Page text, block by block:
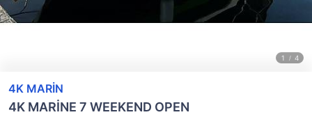
4K MARİN
4K MARİNE 7 WEEKEND OPEN